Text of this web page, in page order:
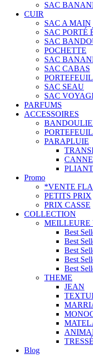
SAC
CUIR
SAC A MAIN
SAC PORTÉ
SAC
POCHETTE
SAC
SAC CABAS
SAC SEAU
SAC
PARFUMS
ACCESSOIRES
PARAPLUIE
CANNE
PLIANT
Promo
*VENTE
PETITS PRIX
PRIX CASSE
COLLECTION
MEILLEURE
Best
Best
Best
Best
Best
THEME
JEAN
TRESSÉ
Blog